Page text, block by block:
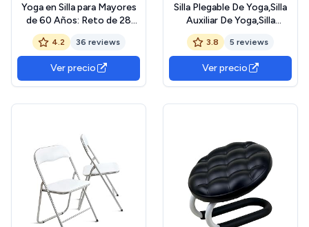
Yoga en Silla para Mayores
de 60 Años: Reto de 28
Días para Perder Peso,
Mejorar la Flexibilidad y la
Fuerza | Rutinas de 10
Minutos para Principiantes
4.2 36 reviews
Ver precio
Silla Plegable De Yoga,Silla
Auxiliar De Yoga,Silla
Plegable De Metal
Iyengar,Silla Portátil
Reforzada Sin Respaldo
Blanco
31.5in*18.5in*17.3in,Pink
3.8 5 reviews
Ver precio